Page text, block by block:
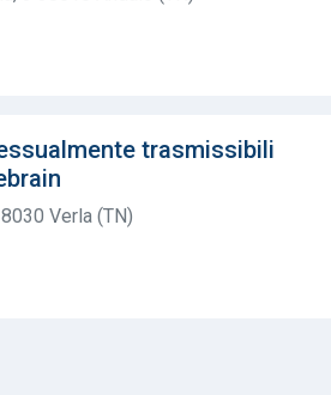
trasmissibili
Verla (TN)